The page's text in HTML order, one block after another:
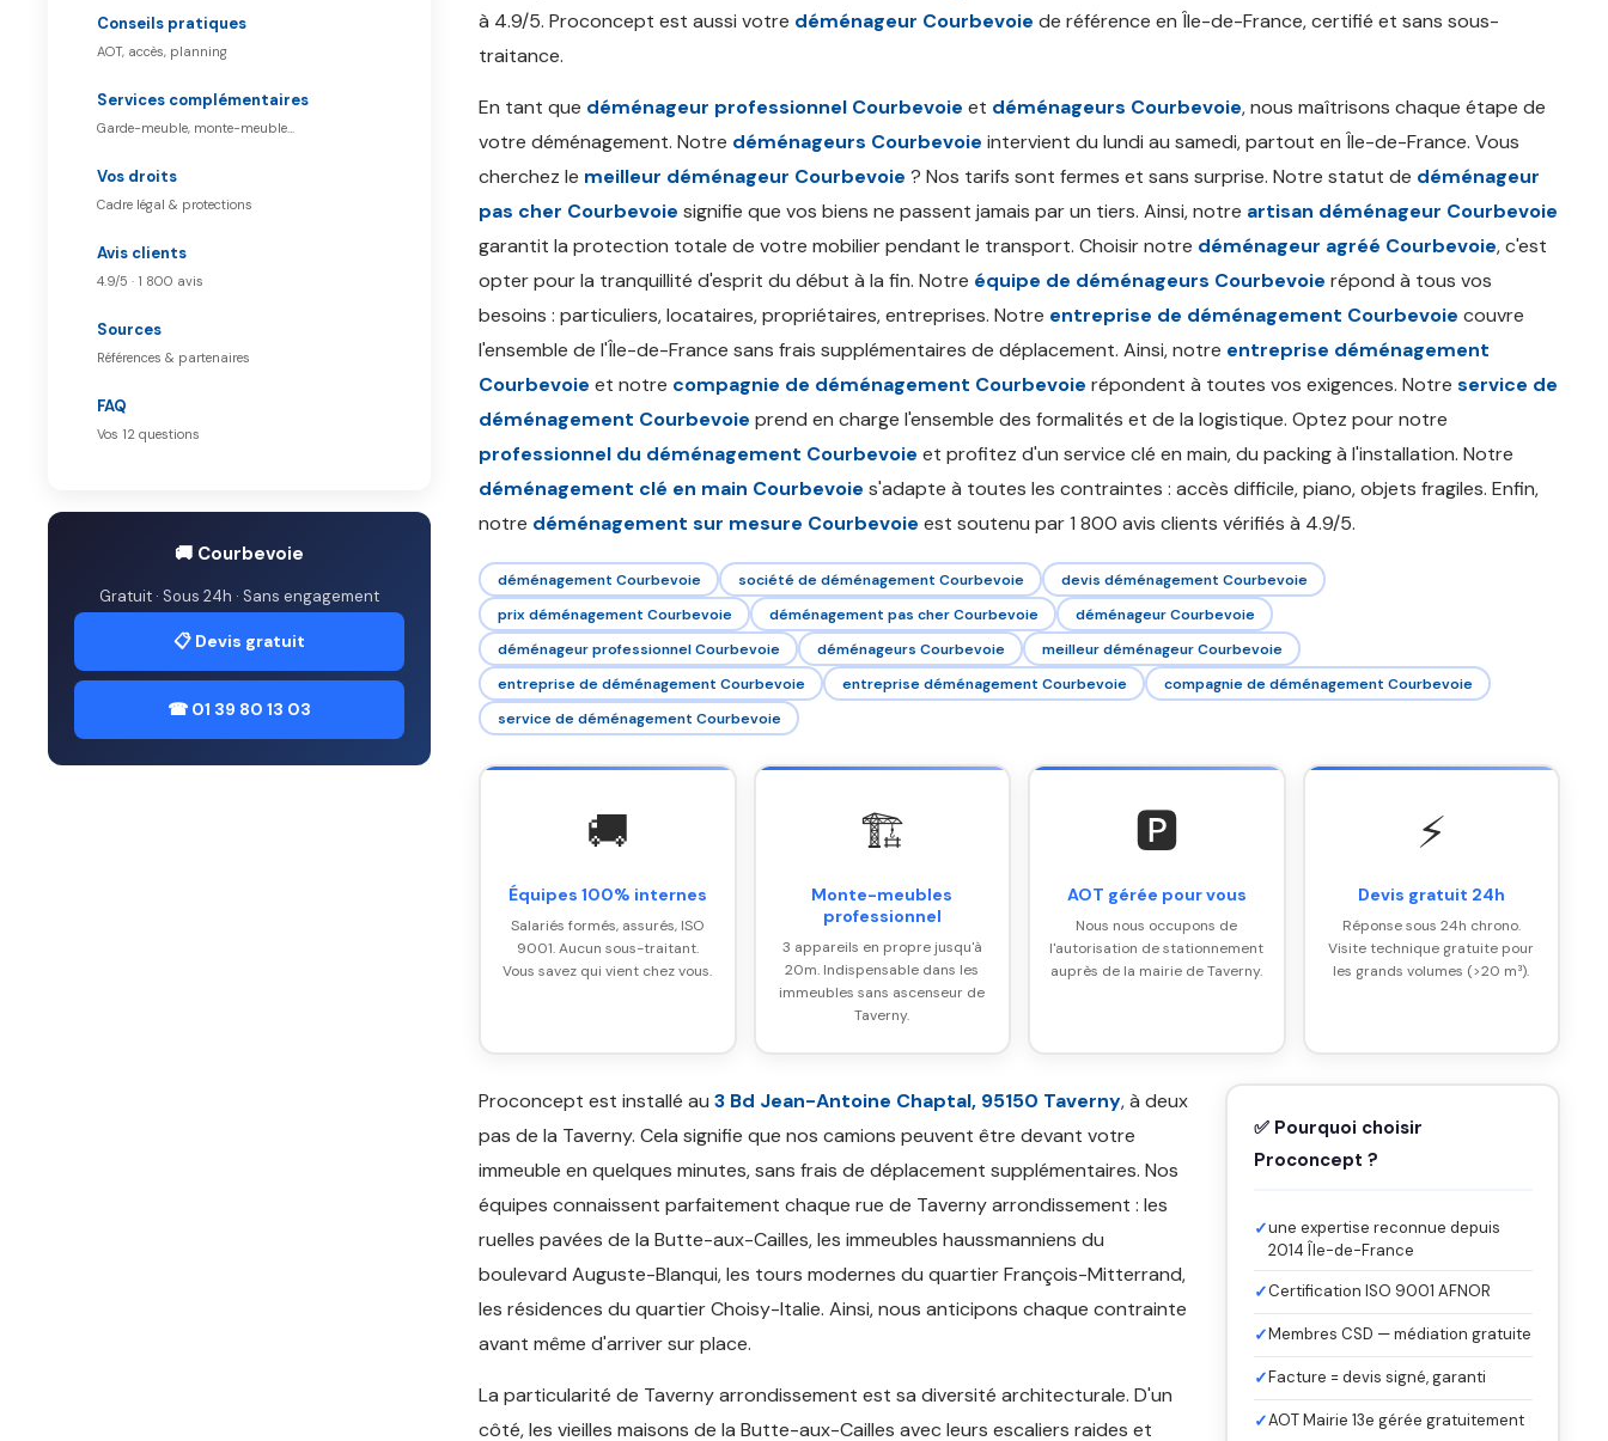
Conseils pratiques
AOT, accès, planning
Services complémentaires
Garde-meuble, monte-meuble…
Vos droits
Cadre légal & protections
Avis clients
4.9/5 · 1 800 avis
Sources
Références & partenaires
FAQ
Vos 12 questions
🚚 Courbevoie
Gratuit · Sous 24h · Sans engagement
📋 Devis gratuit
☎ 01 39 80 13 03
à 4.9/5. Proconcept est aussi votre déménageur Courbevoie de référence en Île-de-France, certifié et sans sous-
traitance.
En tant que déménageur professionnel Courbevoie et déménageurs Courbevoie, nous maîtrisons chaque étape de
votre déménagement. Notre déménageurs Courbevoie intervient du lundi au samedi, partout en Île-de-France. Vous
cherchez le meilleur déménageur Courbevoie ? Nos tarifs sont fermes et sans surprise. Notre statut de déménageur
pas cher Courbevoie signifie que vos biens ne passent jamais par un tiers. Ainsi, notre artisan déménageur Courbevoie
garantit la protection totale de votre mobilier pendant le transport. Choisir notre déménageur agréé Courbevoie, c'est
opter pour la tranquillité d'esprit du début à la fin. Notre équipe de déménageurs Courbevoie répond à tous vos
besoins : particuliers, locataires, propriétaires, entreprises. Notre entreprise de déménagement Courbevoie couvre
l'ensemble de l'Île-de-France sans frais supplémentaires de déplacement. Ainsi, notre entreprise déménagement
Courbevoie et notre compagnie de déménagement Courbevoie répondent à toutes vos exigences. Notre service de
déménagement Courbevoie prend en charge l'ensemble des formalités et de la logistique. Optez pour notre
professionnel du déménagement Courbevoie et profitez d'un service clé en main, du packing à l'installation. Notre
déménagement clé en main Courbevoie s'adapte à toutes les contraintes : accès difficile, piano, objets fragiles. Enfin,
notre déménagement sur mesure Courbevoie est soutenu par 1 800 avis clients vérifiés à 4.9/5.
déménagement Courbevoie société de déménagement Courbevoie
devis déménagement Courbevoie
prix déménagement Courbevoie
déménagement pas cher Courbevoie
déménageur Courbevoie
déménageur professionnel Courbevoie
déménageurs Courbevoie
meilleur déménageur Courbevoie
entreprise de déménagement Courbevoie
entreprise déménagement Courbevoie
compagnie de déménagement Courbevoie
service de déménagement Courbevoie
🚚
Équipes 100% internes
Salariés formés, assurés, ISO
9001. Aucun sous-traitant.
Vous savez qui vient chez vous.
🏗️
Monte-meubles
professionnel
3 appareils en propre jusqu'à
20m. Indispensable dans les
immeubles sans ascenseur de
Taverny.
🅿️
AOT gérée pour vous
Nous nous occupons de
l'autorisation de stationnement
auprès de la mairie de Taverny.
⚡
Devis gratuit 24h
Réponse sous 24h chrono.
Visite technique gratuite pour
les grands volumes (>20 m³).
Proconcept est installé au 3 Bd Jean-Antoine Chaptal, 95150 Taverny, à deux
pas de la Taverny. Cela signifie que nos camions peuvent être devant votre
immeuble en quelques minutes, sans frais de déplacement supplémentaires. Nos
équipes connaissent parfaitement chaque rue de Taverny arrondissement : les
ruelles pavées de la Butte-aux-Cailles, les immeubles haussmanniens du
boulevard Auguste-Blanqui, les tours modernes du quartier François-Mitterrand,
les résidences du quartier Choisy-Italie. Ainsi, nous anticipons chaque contrainte
avant même d'arriver sur place.
La particularité de Taverny arrondissement est sa diversité architecturale. D'un
côté, les vieilles maisons de la Butte-aux-Cailles avec leurs escaliers raides et
✅ Pourquoi choisir
Proconcept ?
✓une expertise reconnue depuis
2014 Île-de-France
✓Certification ISO 9001 AFNOR
✓Membres CSD — médiation gratuite
✓Facture = devis signé, garanti
✓AOT Mairie 13e gérée gratuitement